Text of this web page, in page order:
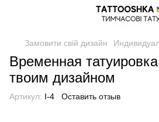
Замовити свій дизайн
Временная
твоим дизайном
Артикул: I-4 Оставить отзыв